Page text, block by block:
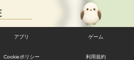
アプリ ゲーム
Cookieポリシー 利用規約